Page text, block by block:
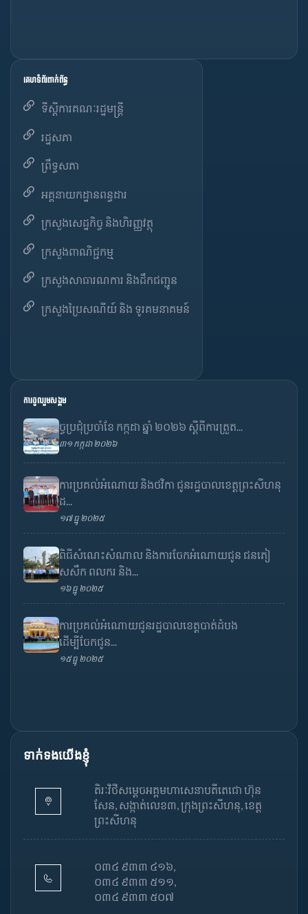
គេហទំព័រពាក់ព័ន្ធ
ទីស្តីការគណៈរដ្ឋមន្ត្រី
រដ្ឋសភា
ព្រឹទ្ធសភា
អគ្គនាយកដ្ឋានពន្ធដារ
ក្រសួងសេដ្ឋកិច្ច និងហិរញ្ញវត្ថុ
ក្រសួងពាណិជ្ជកម្ម
ក្រសួងសាធារណការ និងដឹកជញ្ជូន
ក្រសួងប្រៃសណីយ៍ និង ទូរគមនាគមន៍
ការចូលរួមសង្គម
ច្ចប្រជុំប្រចាំខែ កក្កដា ឆ្នាំ ២០២៦ ស្តីពីការត្រួត...
៣១ កក្កដា ២០២៦
ការប្រគល់អំណោយ និងថវិកា ជូនរដ្ឋបាលខេត្តព្រះសីហនុ
ដ...
១៧ ធ្នូ ២០២៥
ពិធីសំណេះសំណាល និងការចែកអំណោយជូន ជនភៀ
សសឹក ពលករ និង...
១៦ ធ្នូ ២០២៥
ការប្រគល់អំណោយជូនរដ្ឋបាលខេត្តបាត់ដំបង
ដើម្បីចែកជូន...
១៥ ធ្នូ ២០២៥
ទាក់ទងយើងខ្ញុំ
តិរៈវិថីសម្តេចអគ្គមហាសេនាបតីតេជោ ហ៊ុន
សែន, សង្កាត់លេខ៣, ក្រុងព្រះសីហនុ, ខេត្ត
ព្រះសីហនុ
០៣៤ ៩៣៣ ៤១៦,
០៣៤ ៩៣៣ ៥១១,
០៣៤ ៩៣៣ ៥០៧